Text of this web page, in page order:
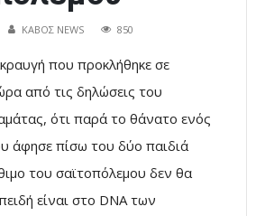
ΚΑΒΟΣ NEWS 850
που προκλήθηκε σε
από τις δηλώσεις του
ότι παρά το θάνατο ενός
άφησε πίσω του δύο παιδιά
του σαϊτοπόλεμου δεν θα
είναι στο DNA των